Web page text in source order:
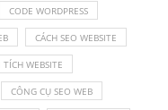
CODE WORDPRESS
CÁCH SEO WEBSITE
WEBSITE
CÔNG CỤ SEO WEB